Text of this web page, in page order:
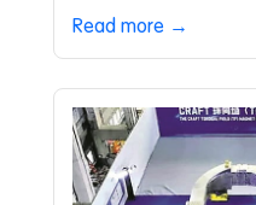
Read more →